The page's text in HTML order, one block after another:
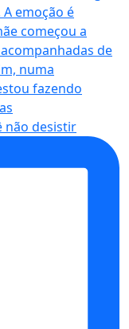
não desistir